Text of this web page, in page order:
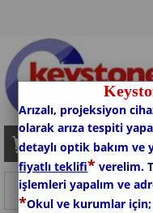
Arızalı, projeksiyon
olarak arıza tespiti
detaylı optik bakım ve
fiyatlı teklifi* verelim.
işlemleri yapalım ve
*Okul ve kurumlar